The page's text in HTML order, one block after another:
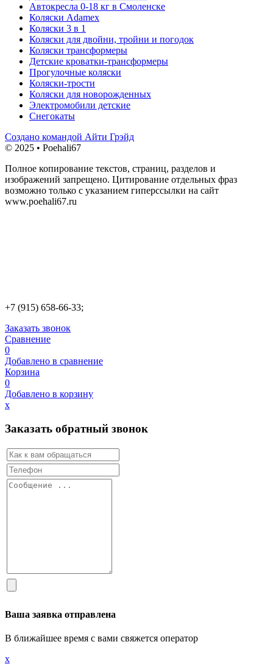
Автокресла 0-18 кг в Смоленске
Коляски Adamex
Коляски 3 в 1
Коляски для двойни, тройни и погодок
Коляски трансформеры
Детские кроватки-трансформеры
Прогулочные коляски
Коляски-трости
Коляски для новорожденных
Электромобили детские
Снегокаты
Создано командой Айти Грэйд
© 2025 • Poehali67
Полное копирование текстов, страниц, разделов и
изображений запрещено. Цитирование отдельных фраз
возможно только с указанием гиперссылки на сайт
www.poehali67.ru
+7 (915) 658-66-33;
Заказать звонок
Сравнение
0
Добавлено в сравнение
Корзина
0
Добавлено в корзину
х
Заказать обратный звонок
Ваша заявка отправлена
В ближайшее время с вами свяжется оператор
х